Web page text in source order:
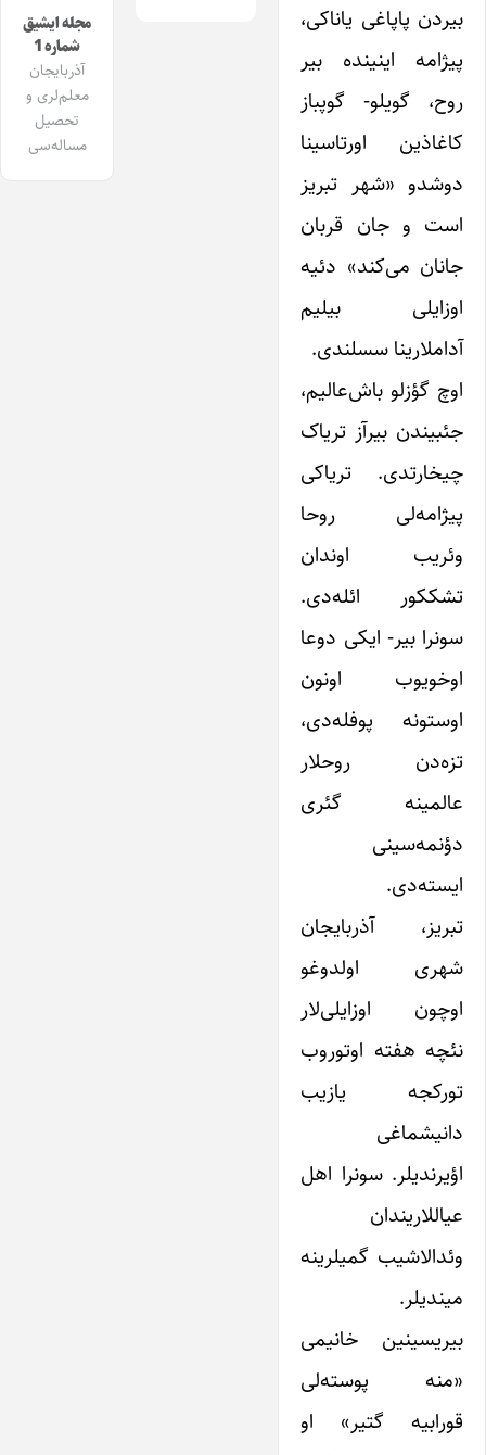
بیردن پاپاغی یاناکی،
پیژامه اینینده بیر
روح، گویلو‌- گوپباز
کاغاذین اورتاسینا
دوشدو «شهر تبریز
است و جان قربان
جانان می‌کند» دئیه
اوزایلی بیلیم
آداملارینا سسلندی.
اوچ گؤزلو باش‌عالیم،
جئبیندن بیرآز تریاک
چیخارتدی. تریاکی
پیژامه‌لی روحا
وئریب اوندان
تشککور ائله‌دی.
سونرا بیر- ایکی دوعا
اوخویوب اونون
اوستونه پوفله‌دی‌،
تزه‌دن روحلار
عالمینه گئری
دؤنمه‌سینی
ایسته‌دی.
تبریز، آذربایجان
شهری اولدوغو
اوچون اوزایلی‌لار
نئچه هفته اوتوروب
تورکجه یازیب
دانیشماغی
اؤیرندیلر. سونرا اهل
عیاللاریندان
وئدالاشیب گمیلرینه
میندیلر.
بیریسینین خانیمی
«منه پوسته‌لی
قورابیه گتیر» او
مجله ایشیق
شماره 1
آذربایجان
معلم‌لری و
تحصیل
مساله‌سی